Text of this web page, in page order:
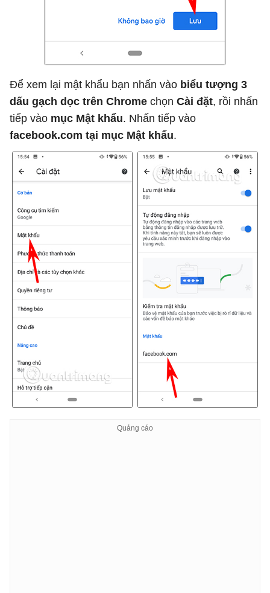
Để xem lại mật khẩu bạn nhấn vào biểu tượng 3
dấu gạch dọc trên Chrome chọn Cài đặt, rồi nhấn
tiếp vào mục Mật khẩu. Nhấn tiếp vào
facebook.com tại mục Mật khẩu.